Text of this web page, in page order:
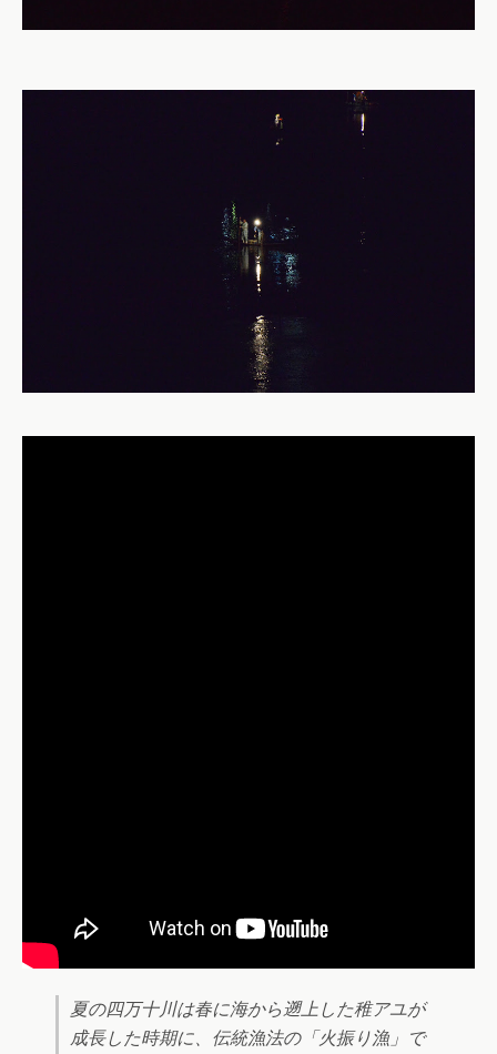
夏の四万十川は春に海から遡上した稚アユが
成長した時期に、伝統漁法の「火振り漁」で